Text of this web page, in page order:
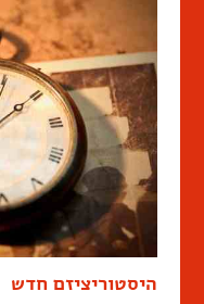
היסטוריציזם חדש